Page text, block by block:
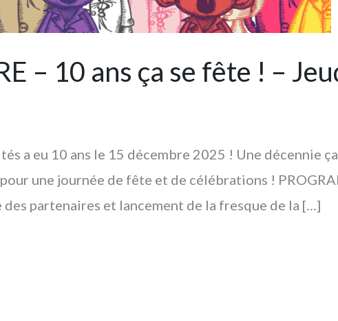
– 10 ans ça se fête ! –
a eu 10 ans le 15 décembre 2025 ! Une décennie
une journée de fête et de célébrations !
partenaires et lancement de la fresque de la […]